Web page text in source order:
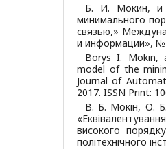
Б. И. Мокин, и
минимального
связью,»
и информации», №
Borys I. Mokin,
model of the
Journal of
2017. ISSN Print:
В. Б. Мокін, О.
високого
політехнічного